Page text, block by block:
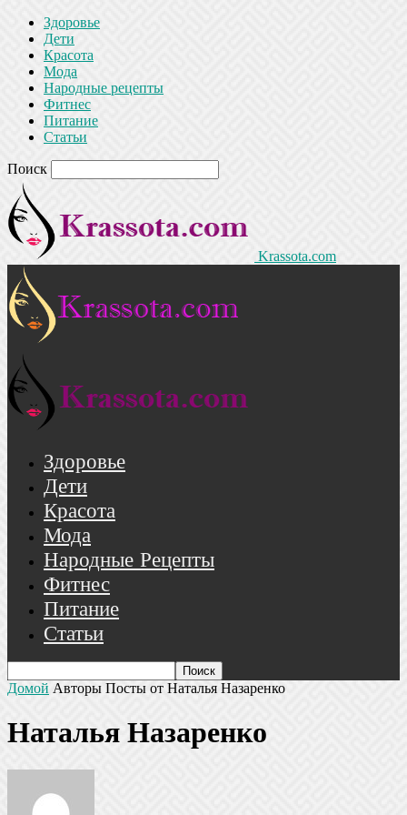
Здоровье
Дети
Красота
Мода
Народные рецепты
Фитнес
Питание
Статьи
Поиск
Krassota.com
Здоровье
Дети
Красота
Мода
Народные Рецепты
Фитнес
Питание
Статьи
Домой Авторы Посты от Наталья Назаренко
Наталья Назаренко